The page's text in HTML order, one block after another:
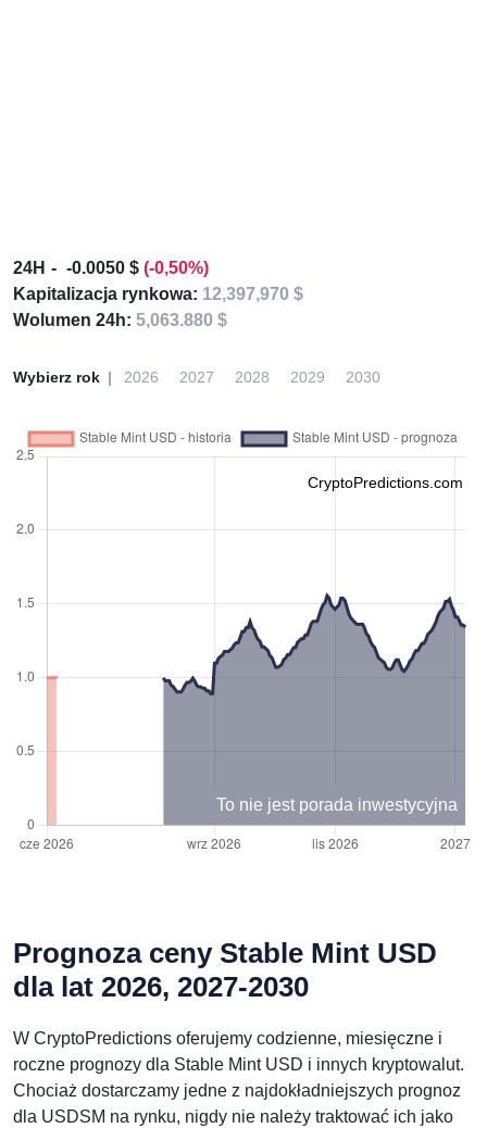
24H -0.0050 $ (-0,50%)
Kapitalizacja rynkowa: 12,397,970 $
Wolumen 24h: 5,063.880 $
Wybierz rok 2026 2027 2028 2029 2030
CryptoPredictions.com
To nie jest porada inwestycyjna
Prognoza ceny Stable Mint USD
dla lat 2026, 2027-2030
W CryptoPredictions oferujemy codzienne, miesięczne i
roczne prognozy dla Stable Mint USD i innych kryptowalut.
Chociaż dostarczamy jedne z najdokładniejszych prognoz
dla USDSM na rynku, nigdy nie należy traktować ich jako